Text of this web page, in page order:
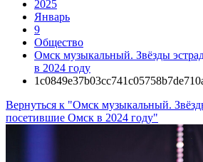
2025
Январь
9
Общество
Омск музыкальный. Звёзды
в 2024 году
Вернуться к "Омск музыкальный.
посетившие Омск в 2024 году"